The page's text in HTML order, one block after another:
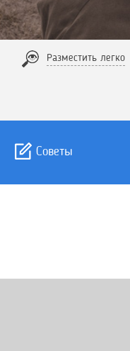
Разместить легко
Советы